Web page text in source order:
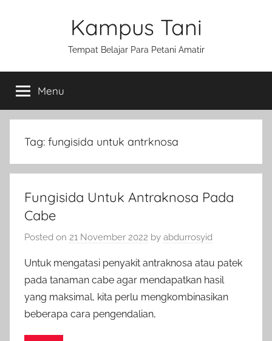
Kampus Tani
Tempat Belajar Para Petani Amatir
Menu
Tag: fungisida untuk antrknosa
Fungisida Untuk Antraknosa Pada
Cabe
Posted on 21 November 2022 by abdurrosyid
Untuk mengatasi penyakit antraknosa atau patek
pada tanaman cabe agar mendapatkan hasil
yang maksimal, kita perlu mengkombinasikan
beberapa cara pengendalian,